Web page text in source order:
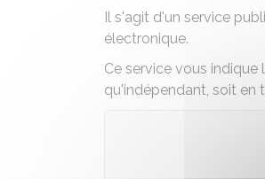
Il s'agit d'un service
électronique.
Ce service vous indique
qu'indépendant, soit en